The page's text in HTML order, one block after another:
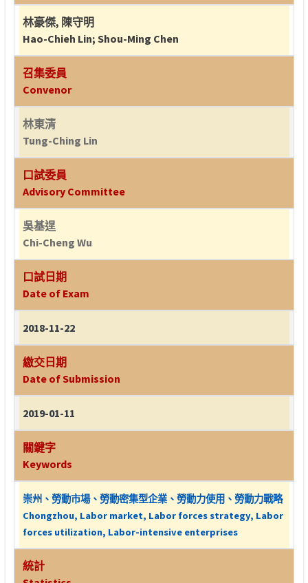
林豪傑, 陳守明
Hao-Chieh Lin; Shou-Ming Chen
召集委員
Convenor
林東清
Tung-Ching Lin
口試委員
Advisory Committee
吳基逞
Chi-Cheng Wu
口試日期
Date of Exam
2018-11-22
繳交日期
Date of Submission
2019-01-11
關鍵字
Keywords
崇州、勞動市場、勞動密集型企業、勞動力使用、勞動力戰略
Chongzhou, Labor market, Labor forces strategy, Labor
forces utilization, Labor-intensive enterprises
統計